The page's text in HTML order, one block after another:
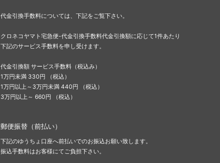
代金引換手数料については、下記をご覧下さい。
クロネコヤマト宅急便-代金引換手数料代金引換額に応じて1件あたり
下記のサービス手数料を申し受けます。
代金引換額 サービス手数料（税込み）
1万円未満 330円 （税込）
1万円以上～3万円未満 440円 （税込）
3万円以上～ 660円 （税込）
郵便振替（前払い）
下記のゆうちょ口座へ前払いでのお振込お願い致します。
振込手数料はお客様にてご負担下さい。